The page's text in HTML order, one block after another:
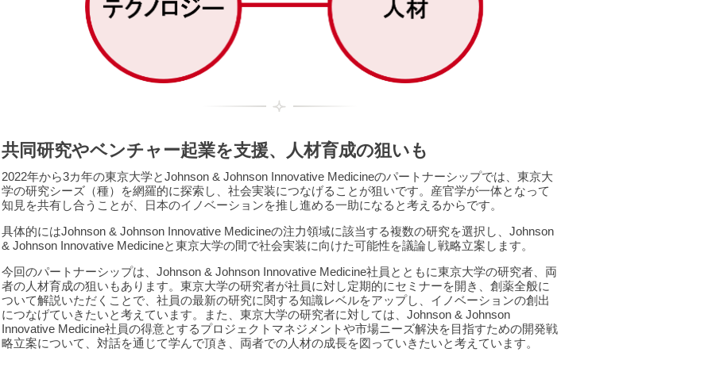
共同研究やベンチャー起業を支援、人材育成の狙いも
2022年から3カ年の東京大学とJohnson & Johnson Innovative Medicineのパートナーシップでは、東京大
学の研究シーズ（種）を網羅的に探索し、社会実装につなげることが狙いです。産官学が一体となって
知見を共有し合うことが、日本のイノベーションを推し進める一助になると考えるからです。
具体的にはJohnson & Johnson Innovative Medicineの注力領域に該当する複数の研究を選択し、Johnson
& Johnson Innovative Medicineと東京大学の間で社会実装に向けた可能性を議論し戦略立案します。
今回のパートナーシップは、Johnson & Johnson Innovative Medicine社員とともに東京大学の研究者、両
者の人材育成の狙いもあります。東京大学の研究者が社員に対し定期的にセミナーを開き、創薬全般に
ついて解説いただくことで、社員の最新の研究に関する知識レベルをアップし、イノベーションの創出
につなげていきたいと考えています。また、東京大学の研究者に対しては、Johnson & Johnson
Innovative Medicine社員の得意とするプロジェクトマネジメントや市場ニーズ解決を目指すための開発戦
略立案について、対話を通じて学んで頂き、両者での人材の成長を図っていきたいと考えています。